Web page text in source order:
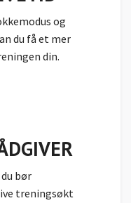
og
du få et mer
din.
bør
treningsøkt